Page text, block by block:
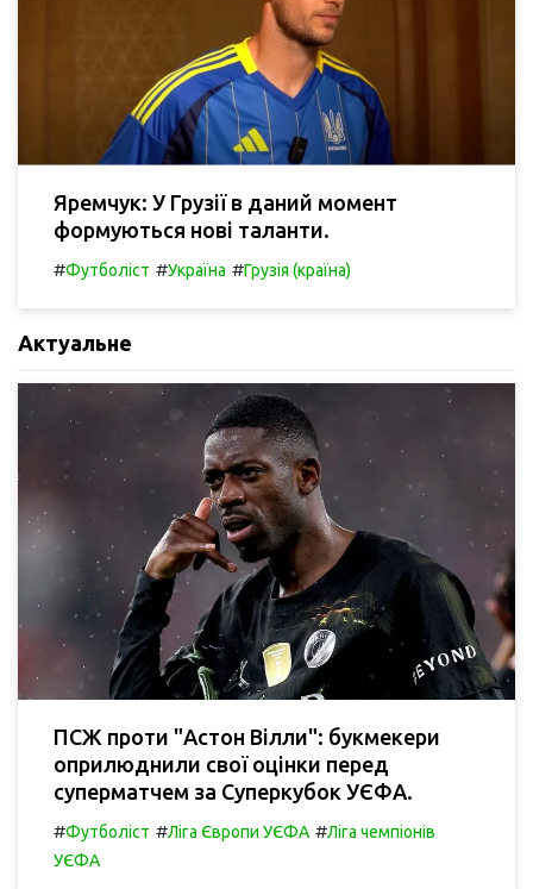
Яремчук: У Грузії в даний момент
формуються нові таланти.
#Футболіст #Україна #Грузія (країна)
Актуальне
ПСЖ проти "Астон Вілли": букмекери
оприлюднили свої оцінки перед
суперматчем за Суперкубок УЄФА.
#Футболіст #Ліга Європи УЄФА #Ліга чемпіонів
УЄФА